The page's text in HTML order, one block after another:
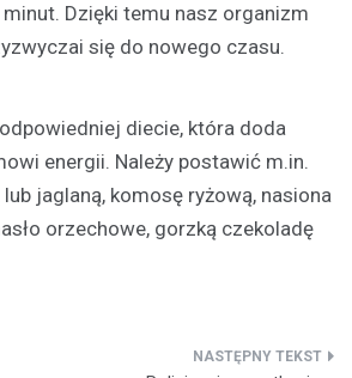
Dzięki temu nasz organizm
się do nowego czasu.
diecie, która doda
energii. Należy postawić m.in.
jaglaną, komosę ryżową, nasiona
orzechowe, gorzką czekoladę